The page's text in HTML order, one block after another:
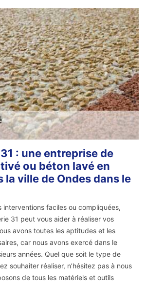
: une entreprise de
ou béton lavé en
ville de Ondes dans le
interventions faciles ou compliquées,
31 peut vous aider à réaliser vos
avons toutes les aptitudes et les
car nous avons exercé dans le
années. Quel que soit le type de
souhaiter réaliser, n’hésitez pas à nous
de tous les matériels et outils